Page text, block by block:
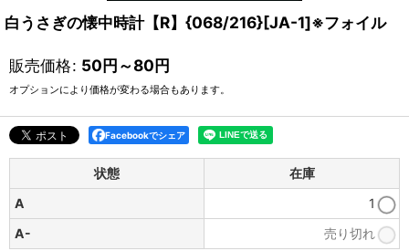
白うさぎの懐中時計【R】{068/216}[JA-1]※フォイル
販売価格: 50円～80円
オプションにより価格が変わる場合もあります。
Facebookでシェア
状態
在庫
A
1
A-
売り切れ